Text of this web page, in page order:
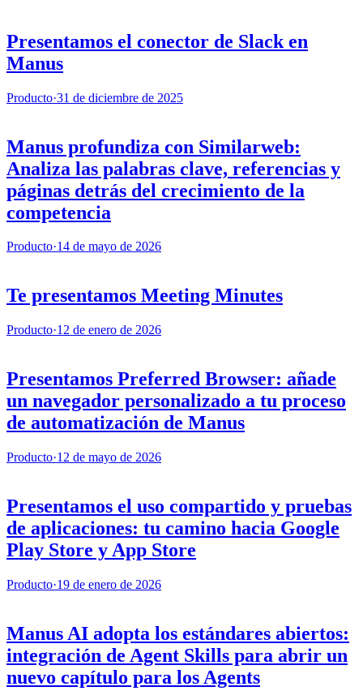
Presentamos el conector de Slack en
Manus
Producto·31 de diciembre de 2025
Manus profundiza con Similarweb:
Analiza las palabras clave, referencias y
páginas detrás del crecimiento de la
competencia
Producto·14 de mayo de 2026
Te presentamos Meeting Minutes
Producto·12 de enero de 2026
Presentamos Preferred Browser: añade
un navegador personalizado a tu proceso
de automatización de Manus
Producto·12 de mayo de 2026
Presentamos el uso compartido y pruebas
de aplicaciones: tu camino hacia Google
Play Store y App Store
Producto·19 de enero de 2026
Manus AI adopta los estándares abiertos:
integración de Agent Skills para abrir un
nuevo capítulo para los Agents